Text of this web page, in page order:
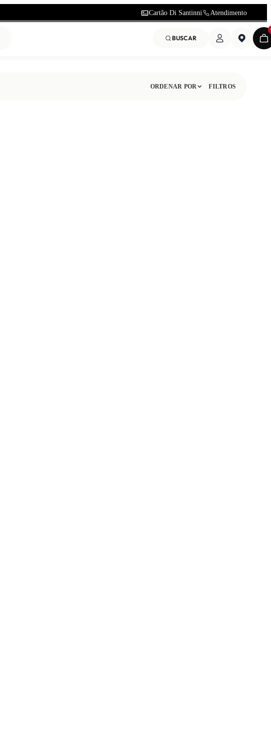
Cartão Di Santinni Atendimento
BUSCAR
ORDENAR POR FILTROS